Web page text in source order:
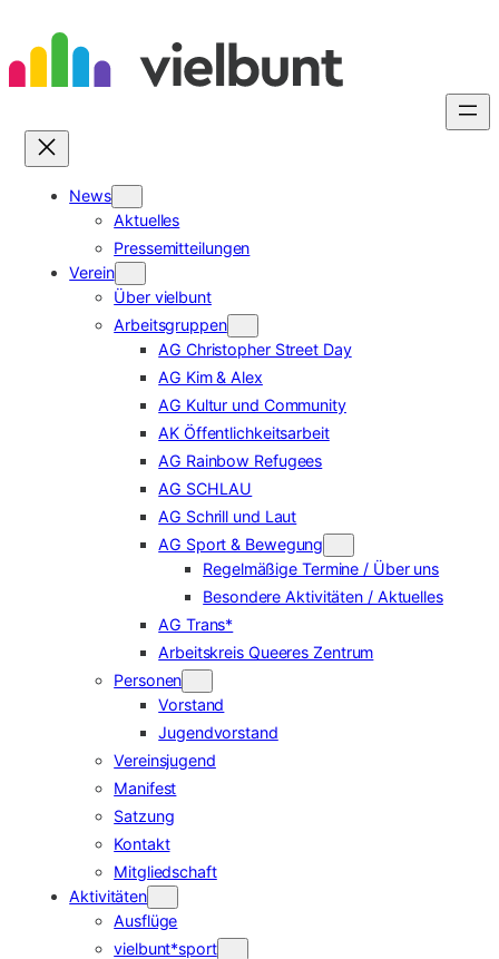
Inhalt
springen
News
Aktuelles
Pressemitteilungen
Verein
Über vielbunt
Arbeitsgruppen
AG Christopher Street Day
AG Kim & Alex
AG Kultur und Community
AK Öffentlichkeitsarbeit
AG Rainbow Refugees
AG SCHLAU
AG Schrill und Laut
AG Sport & Bewegung
Regelmäßige Termine / Über uns
Besondere Aktivitäten / Aktuelles
AG Trans*
Arbeitskreis Queeres Zentrum
Personen
Vorstand
Jugendvorstand
Vereinsjugend
Manifest
Satzung
Kontakt
Mitgliedschaft
Aktivitäten
Ausflüge
vielbunt*sport